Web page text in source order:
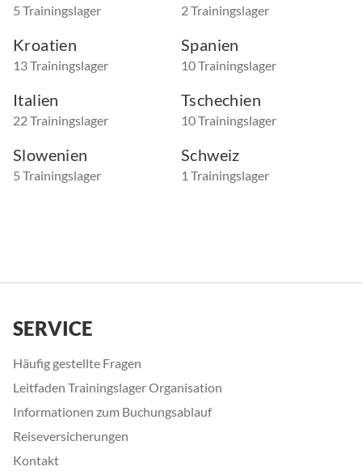
5 Trainingslager 2 Trainingslager
Kroatien
13 Trainingslager
Spanien
10 Trainingslager
Italien
22 Trainingslager
Tschechien
10 Trainingslager
Slowenien
5 Trainingslager
Schweiz
1 Trainingslager
SERVICE
Häufig gestellte Fragen
Leitfaden Trainingslager Organisation
Informationen zum Buchungsablauf
Reiseversicherungen
Kontakt